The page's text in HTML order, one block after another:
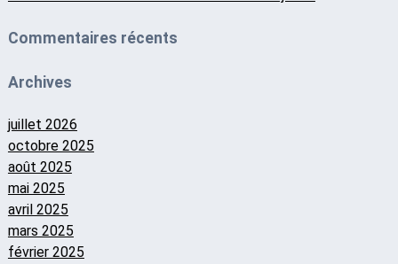
Commentaires récents
Archives
juillet 2026
octobre 2025
août 2025
mai 2025
avril 2025
mars 2025
février 2025